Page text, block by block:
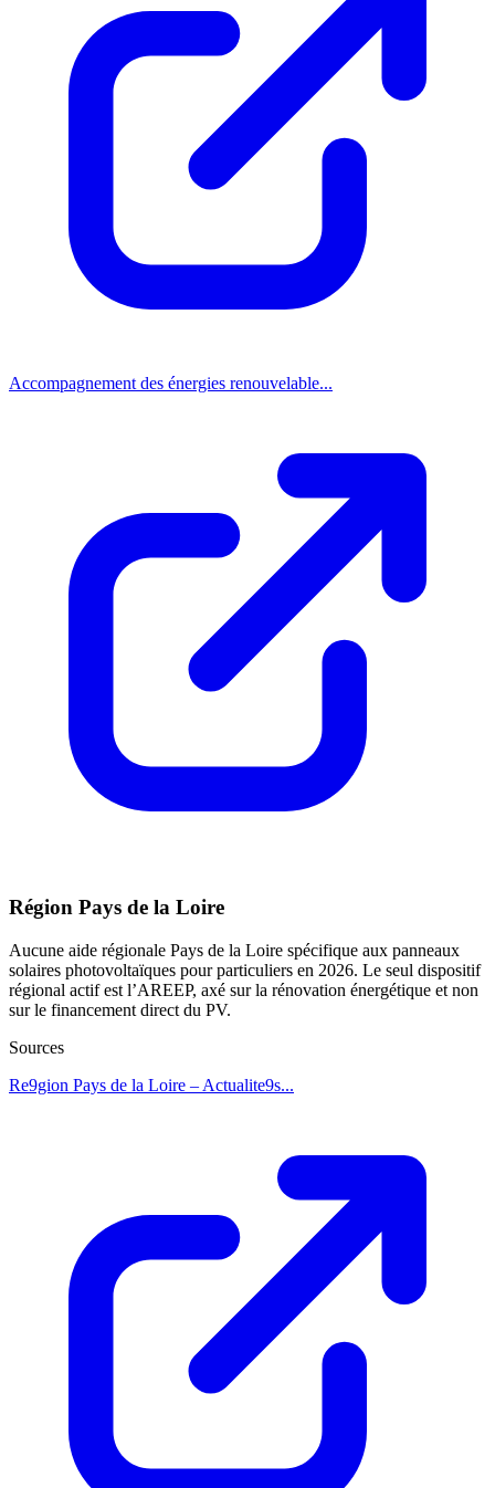
Accompagnement des énergies renouvelable...
Région Pays de la Loire
Aucune aide régionale Pays de la Loire spécifique aux panneaux
solaires photovoltaïques pour particuliers en 2026. Le seul dispositif
régional actif est l’AREEP, axé sur la rénovation énergétique et non
sur le financement direct du PV.
Sources
Re9gion Pays de la Loire – Actualite9s...